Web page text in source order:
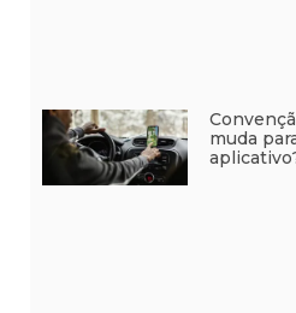
muda